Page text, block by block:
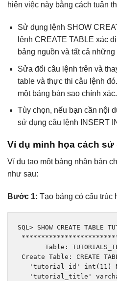
hiện việc này bằng cách tuân
Sử dụng lệnh SHOW
lệnh CREATE TABLE xác
bảng nguồn và tất cả
Sửa đổi câu lệnh trên và
table và thực thi câu lệnh
một bảng bản sao chính xác.
Tùy chọn, nếu bạn cần nội
sử dụng câu lệnh INSERT
Ví dụ minh họa cách sử
Ví dụ tạo một bảng nhân bản
như sau:
Bước 1: Tạo bảng có cấu trúc
SQL> SHOW CREATE TABLE
Table :
Create Table : CREATE
'tutorial_id'
int ( 11 )
'tutorial_title'